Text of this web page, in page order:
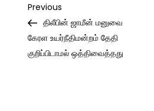
Post
navigation
Previous
Post
Previous
திலீபின் ஜாமீன் மனுவை
கேரள உயர்நீதிமன்றம் தேதி
குறிப்பிடாமல் ஒத்திவைத்தது